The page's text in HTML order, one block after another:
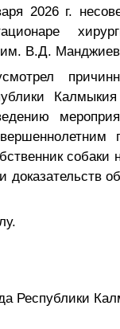
2026 г.
им. В.Д.
собаки
Республики